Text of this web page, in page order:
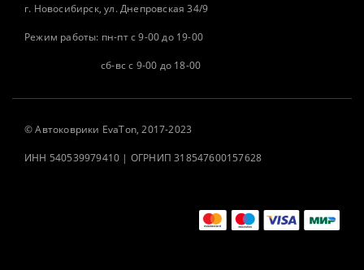
г. Новосибирск, ул. Днепровская 34/9
Режим работы: пн-пт с 9-00 до 19-00
сб-вс с 9-00 до 18-00
©Автоковрики EvaTon, 2017-2023
ИНН 540539979410 | ОГРНИП 318547600157628